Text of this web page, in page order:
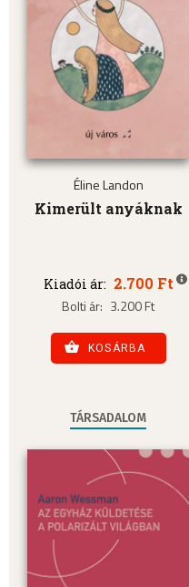
Éline Landon
Kimerült anyáknak
Kiadói ár: 2.700 Ft
Bolti ár: 3.200 Ft
KOSÁRBA
TÁRSADALOM